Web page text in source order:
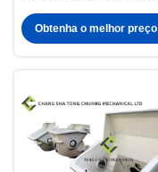
Obtenha o melhor preço